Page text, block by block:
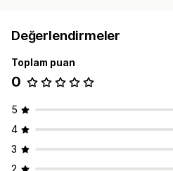
Değerlendirmeler
Toplam puan
0
5
4
3